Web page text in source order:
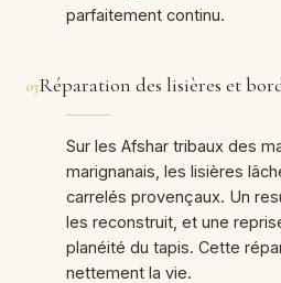
parfaitement continu.
03Réparation des lisières et
Sur les Afshar tribaux des
marignanais, les lisières
carrelés provençaux. Un
les reconstruit, et une
planéité du tapis. Cette
nettement la vie.